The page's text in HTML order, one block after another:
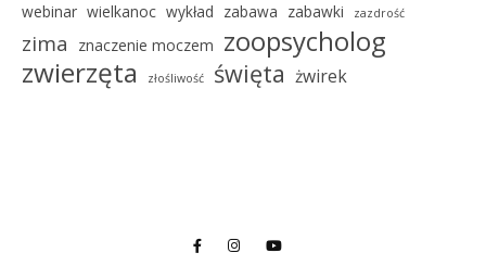
webinar wielkanoc wykład zabawa zabawki zazdrość
zima znaczenie moczem zoopsycholog
zwierzęta
złośliwość święta żwirek